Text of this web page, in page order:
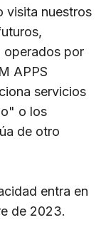
visita nuestros
operados por
APPS
servicios
o los
de otro
entra en
de 2023.